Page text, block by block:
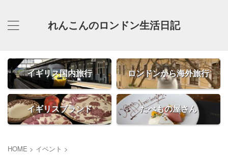
れんこんのロンドン生活日記
イギリス国内旅行 ロンドンから海外旅行
イギリスブランド たべもの屋さん
HOME > イベント >